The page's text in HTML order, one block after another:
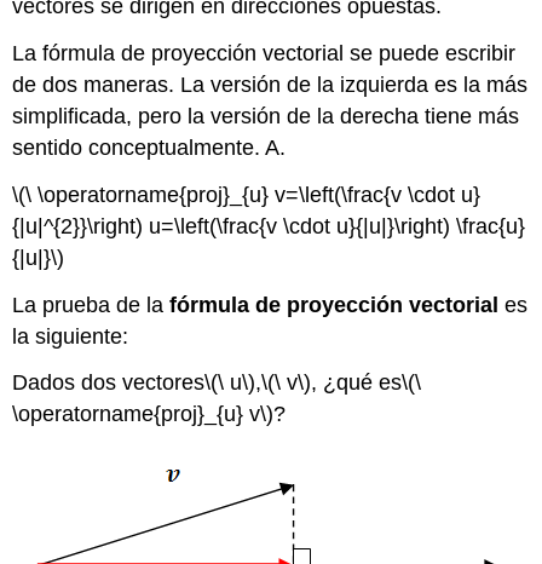
vectores se dirigen en direcciones opuestas.
La fórmula de proyección vectorial se puede escribir
de dos maneras. La versión de la izquierda es la más
simplificada, pero la versión de la derecha tiene más
sentido conceptualmente. A.
\(\ \operatorname{proj}_{u} v=\left(\frac{v \cdot u}
{|u|^{2}}\right) u=\left(\frac{v \cdot u}{|u|}\right) \frac{u}
{|u|}\)
La prueba de lafórmula de proyección vectorial es
la siguiente:
Dados dos vectores\(\ u\),\(\ v\), ¿qué es\(\
\operatorname{proj}_{u} v\)?